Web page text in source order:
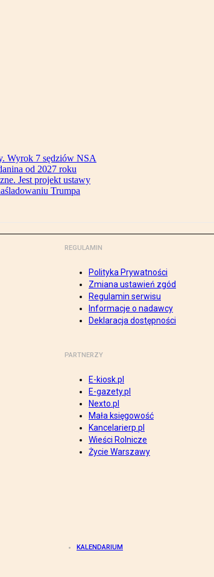
Wyrok 7 sędziów NSA
od 2027 roku
Jest projekt ustawy
Trumpa
REGULAMIN
Polityka Prywatności
Zmiana ustawień zgód
Regulamin serwisu
Informacje o nadawcy
Deklaracja dostępności
PARTNERZY
E-kiosk.pl
E-gazety.pl
Nexto.pl
Mała księgowość
Kancelarierp.pl
Wieści Rolnicze
Życie Warszawy
KALENDARIUM